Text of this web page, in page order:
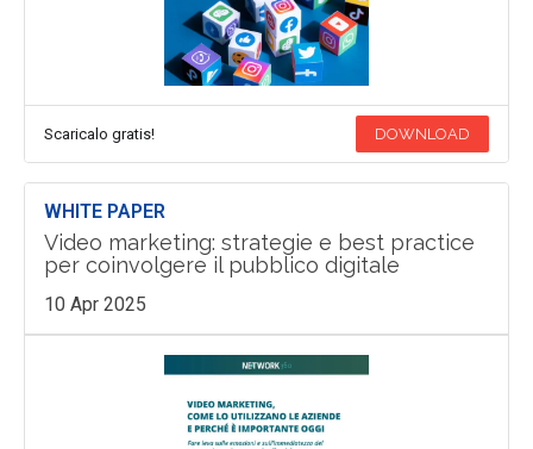
Scaricalo gratis! DOWNLOAD
WHITE PAPER
Video marketing: strategie e best practice
per coinvolgere il pubblico digitale
10 Apr 2025